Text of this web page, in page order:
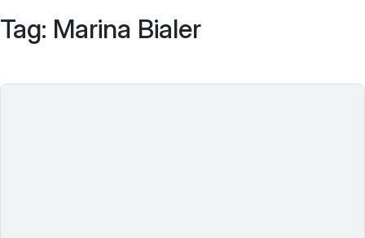
Tag: Marina Bialer